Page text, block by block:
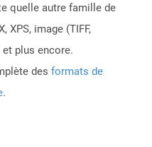
quelle autre famille de
XPS, image (TIFF,
et plus encore.
des formats de
.